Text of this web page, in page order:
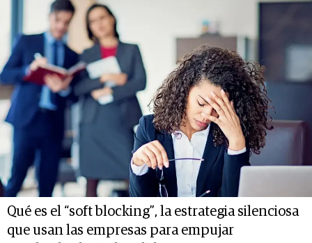
Qué es el “soft blocking”, la estrategia silenciosa
que usan las empresas para empujar